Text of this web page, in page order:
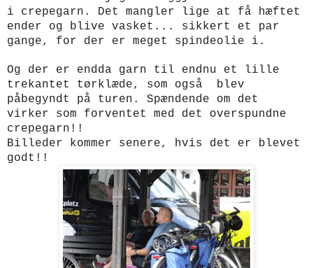
i crepegarn. Det mangler lige at få hæftet
ender og blive vasket... sikkert et par
gange, for der er meget spindeolie i.
Og der er endda garn til endnu et lille
trekantet tørklæde, som også blev
påbegyndt på turen. Spændende om det
virker som forventet med det overspundne
crepegarn!!
Billeder kommer senere, hvis det er blevet
godt!!